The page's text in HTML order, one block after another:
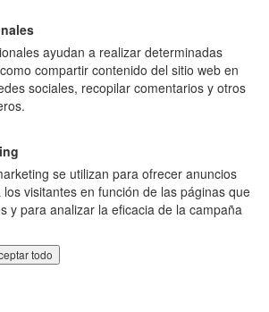
ayudan a realizar determinadas
compartir contenido del sitio web en
sociales, recopilar comentarios y otros
se utilizan para ofrecer anuncios
visitantes en función de las páginas que
y para analizar la eficacia de la campaña
todo